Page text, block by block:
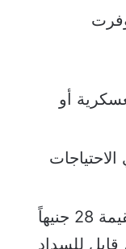
أو
إيصال دفع الرسوم المقررة بقيمة 28 جنيهاً
قابل للسداد